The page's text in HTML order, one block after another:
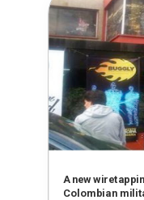
A new
Colombian